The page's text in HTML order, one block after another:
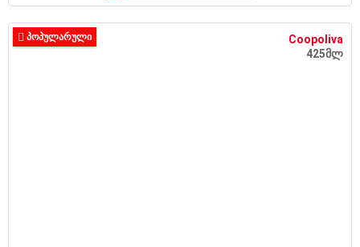
Coopoliva
425მლ
ᲞᲝᲞᲣᲚᲐᲠᲣᲚᲘ